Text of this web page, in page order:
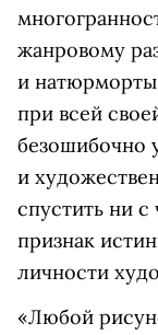
жанровому
и
при всей
безошибочно
и
спустить ни
признак
личности
«Любой